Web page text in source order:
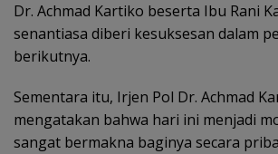
Dr. Achmad Kartiko beserta Ibu Rani
senantiasa diberi kesuksesan dalam
berikutnya.
Sementara itu, Irjen Pol Dr. Achmad
mengatakan bahwa hari ini menjadi
sangat bermakna baginya secara